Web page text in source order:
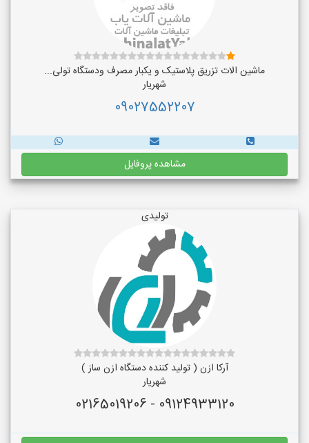
ماشین الات تزریق پلاستیک و یکبار مصرف ودستگاه تولی...
شهریار
09027552207
مشاهده پروفایل
تولیدی
آرکا ازن ( تولید کننده دستگاه ازن ساز )
شهریار
09124933120 - 02165019206